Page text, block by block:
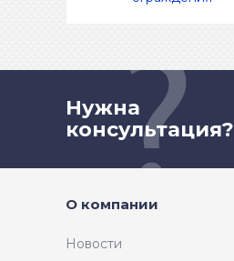
Нужна
консультация?
О компании
Новости